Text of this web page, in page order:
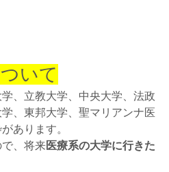
いて
、立教大学、中央大学、法政
、東邦大学、聖マリアンナ医
あります。
、将来医療系の大学に行きた